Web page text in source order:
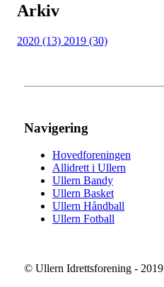
Arkiv
2020 (13) 2019 (30)
Navigering
Hovedforeningen
Allidrett i Ullern
Ullern Bandy
Ullern Basket
Ullern Håndball
Ullern Fotball
© Ullern Idrettsforening - 2019